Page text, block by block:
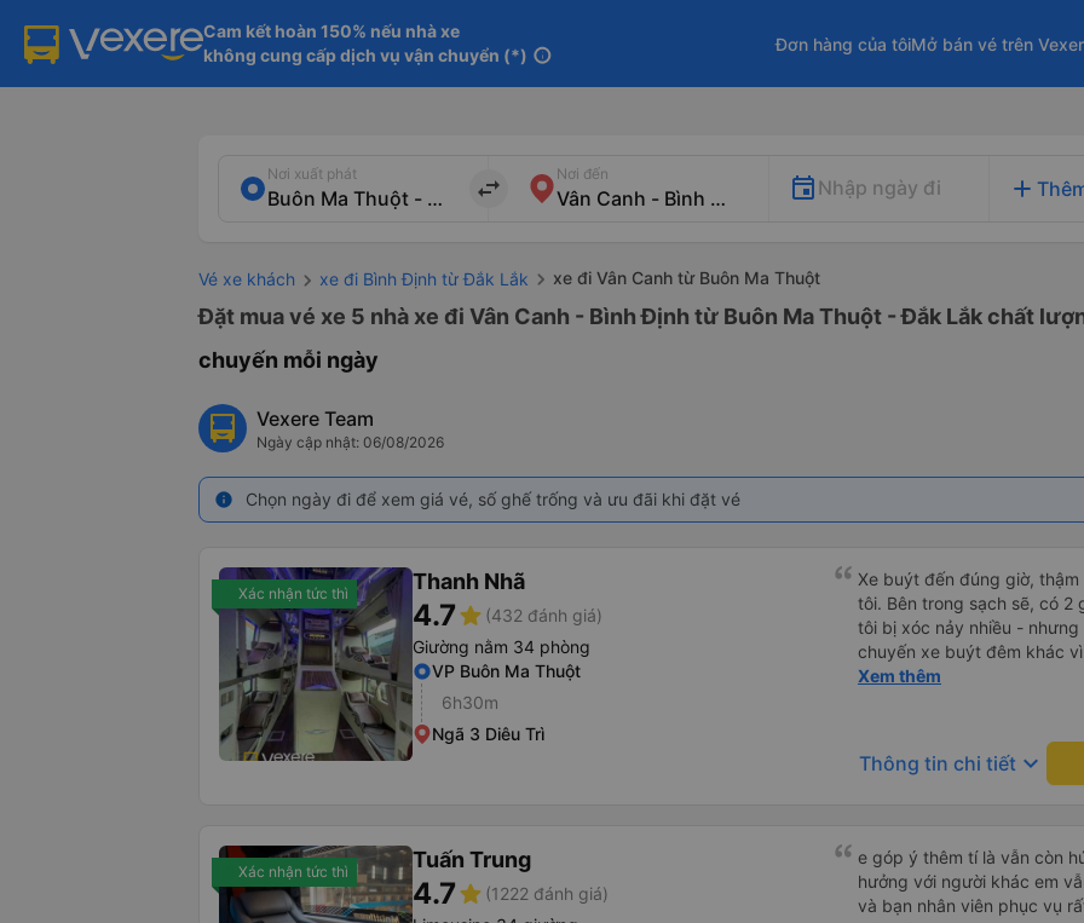
Cam kết hoàn 150% nếu nhà xe
không cung cấp dịch vụ vận chuyển (*) info
Đơn hàng của tôiMở bán vé trên
Nơi xuất phát
import_export
Nơi đến
Nhập ngày đi add
Vé xe khách xe đi Bình Định từ Đắk Lắk xe đi Vân Canh từ Buôn Ma Thuột
Đặt mua vé xe 5 nhà xe đi Vân Canh - Bình Định từ Buôn Ma Thuột - Đắk Lắk chất
chuyến mỗi ngày
Vexere Team
Ngày cập nhật: 06/08/2026
info Chọn ngày đi để xem giá vé, số ghế trống và ưu đãi khi đặt vé
Xác nhận tức thì Thanh Nhã
4.7star (432 đánh giá)
Giường nằm 34 phòng
VP Buôn Ma Thuột
6h30m
Ngã 3 Diêu Trì
Xe buýt đến đúng giờ,
tôi. Bên trong sạch sẽ, có 2
tôi bị xóc nảy nhiều -
chuyến xe buýt đêm khác
chung, tôi hài lòng.
Xem thêm
Thông tin chi tiết keyboard_arrow_down
Xác nhận tức thì Tuấn Trung
4.7star (1222 đánh giá)
e góp ý thêm tí là vẫn còn
hưởng với người khác em vẫn đánh giá về chất lượng nhà xe
và bạn nhân viên phục vụ